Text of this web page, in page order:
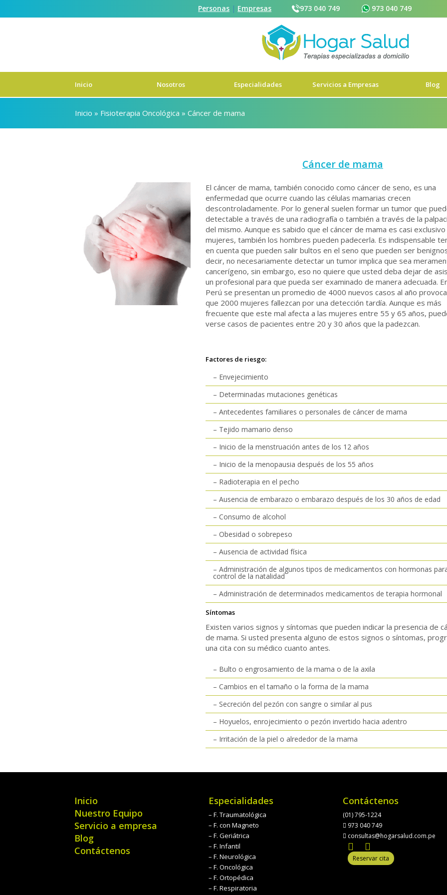
Personas | Empresas 973 040 749 973 040 749
973 040 749 Reservar cita
Inicio Nosotros Especialidades Servicios a Empresas Blog
Inicio » Fisioterapia Oncológica » Cáncer de mama
Cáncer de mama
El cáncer de mama, también conocido como cáncer de seno, es una
enfermedad que ocurre cuando las células mamarias crecen
descontroladamente. Por lo general suelen formar un tumor que
detectable a través de una radiografía o también a través de la
del mismo. Aunque es sabido que el cáncer de mama es casi exclusivo
mujeres, también los hombres pueden padecerla. Es indispensable
en cuenta que pueden salir bultos en el seno que pueden ser
decir, no necesariamente detectar un tumor implica que sea
cancerígeno, sin embargo, eso no quiere que usted deba dejar de
un profesional para que pueda ser examinado de manera adecuada.
Perú se presentan un promedio de 4000 nuevos casos al año
que 2000 mujeres fallezcan por una detección tardía. Aunque es más
frecuente que este mal afecta a las mujeres entre 55 y 65 años,
verse casos de pacientes entre 20 y 30 años que la padezcan.
Factores de riesgo:
– Envejecimiento
– Determinadas mutaciones genéticas
– Antecedentes familiares o personales de cáncer de mama
– Tejido mamario denso
– Inicio de la menstruación antes de los 12 años
– Inicio de la menopausia después de los 55 años
– Radioterapia en el pecho
– Ausencia de embarazo o embarazo después de los 30 años de edad
– Consumo de alcohol
– Obesidad o sobrepeso
– Ausencia de actividad física
– Administración de algunos tipos de medicamentos con hormonas
control de la natalidad
– Administración de determinados medicamentos de terapia hormonal
Síntomas
Existen varios signos y síntomas que pueden indicar la presencia de
de mama. Si usted presenta alguno de estos signos o síntomas,
una cita con su médico cuanto antes.
– Bulto o engrosamiento de la mama o de la axila
– Cambios en el tamaño o la forma de la mama
– Secreción del pezón con sangre o similar al pus
– Hoyuelos, enrojecimiento o pezón invertido hacia adentro
– Irritación de la piel o alrededor de la mama
Inicio
Nuestro Equipo
Servicio a empresa
Blog
Contáctenos
Especialidades
– F. Traumatológica
– F. con Magneto
– F. Geriátrica
– F. Infantil
– F. Neurológica
– F. Oncológica
– F. Ortopédica
– F. Respiratoria
Contáctenos
(01) 795-1224
973 040 749
consultas@hogarsalud.com.pe
Reservar cita